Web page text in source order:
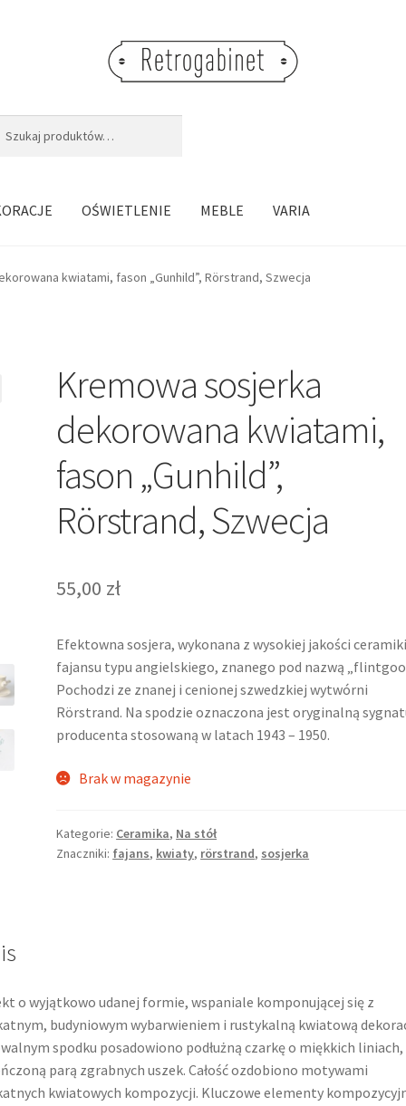
OŚWIETLENIE MEBLE VARIA
kwiatami, fason „Gunhild”, Rörstrand, Szwecja
Kremowa sosjerka
dekorowana kwiatami,
fason „Gunhild”,
Rörstrand, Szwecja
55,00 zł
Efektowna sosjera, wykonana z wysokiej jakości
fajansu typu angielskiego, znanego pod nazwą
Pochodzi ze znanej i cenionej szwedzkiej wytwórni
Rörstrand. Na spodzie oznaczona jest oryginalną
producenta stosowaną w latach 1943 – 1950.
Brak w magazynie
Kategorie: Ceramika, Na stół
Znaczniki: fajans, kwiaty, rörstrand, sosjerka
o wyjątkowo udanej formie, wspaniale komponującej się z
budyniowym wybarwieniem i rustykalną kwiatową
spodku posadowiono podłużną czarkę o miękkich liniach,
parą zgrabnych uszek. Całość ozdobiono motywami
kwiatowych kompozycji. Kluczowe elementy